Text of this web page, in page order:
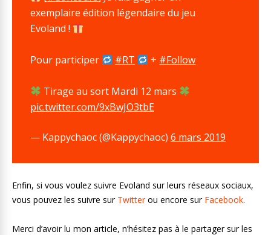
exemplaire édition légendaire du jeu
Evoland !
Pour participer #RT + #Follow
Tirage au sort Mardi 12 mars
pic.twitter.com/9xBwJO3tbE
— Kappychaoc (@Kappychaoc) 6 mars 2019
Enfin, si vous voulez suivre Evoland sur leurs réseaux sociaux,
vous pouvez les suivre sur Twitterou encore sur Facebook.
Merci d’avoir lu mon article, n’hésitez pas à le partager sur les